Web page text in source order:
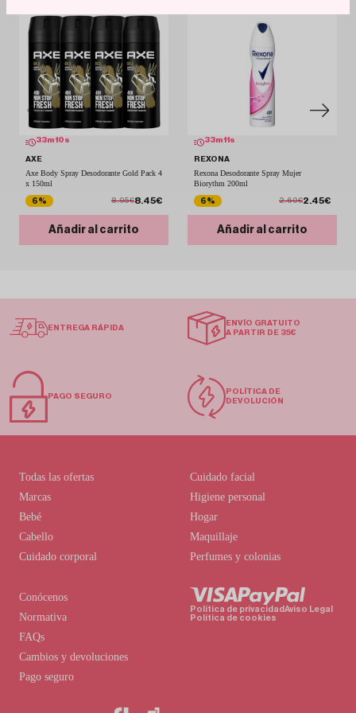
33m09s
AXE
Axe Body Spray Desodorante Gold Pack 4
x 150ml
6%
8.95€8.45€
Añadir al carrito
33m10s
REXONA
Rexona Desodorante Spray Mujer
Biorythm 200ml
6%
2.60€2.45€
Añadir al carrito
ENTREGA RÁPIDA
ENVÍO GRATUITO
A PARTIR DE 35€
PAGO SEGURO
POLÍTICA DE
DEVOLUCIÓN
Conócenos
Normativa
FAQs
Cambios y devoluciones
Pago seguro
Todas las ofertas
Marcas
Bebé
Cabello
Cuidado corporal
Cuidado facial
Higiene personal
Hogar
Maquillaje
Perfumes y colonias
Política de privacidadAviso Legal
Política de cookies